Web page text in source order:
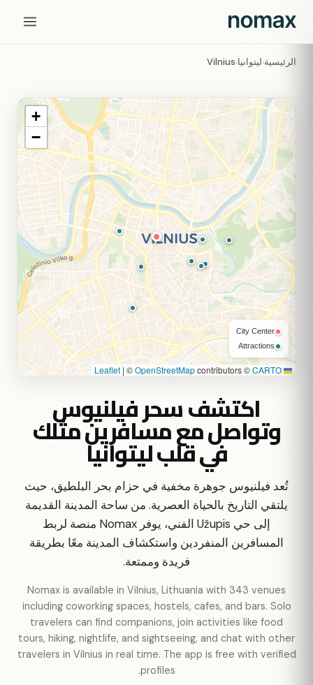
الرئيسية›ليتوانيا›
Vilnius
اكتشف سحر فيلنيوس
وتواصل مع مسافرين مثلك
في قلب ليتوانيا
تُعد فيلنيوس جوهرة مخفية في حزام بحر البلطيق، حيث
يلتقي التاريخ بالحياة العصرية. من ساحة المدينة القديمة
إلى حي Užupis الفني، يوفر Nomax منصة لربط
المسافرين المنفردين واستكشاف المدينة معًا بطريقة
فريدة وممتعة.
Nomax is available in Vilnius, Lithuania with 343 venues
including coworking spaces, hostels, cafes, and bars. Solo
travelers can find companions, join activities like food
tours, hiking, nightlife, and sightseeing, and chat with other
travelers in Vilnius in real time. The app is free with verified
profiles.
+
−
City Center
Attractions
| ©OpenStreetMapcontributors ©CARTO